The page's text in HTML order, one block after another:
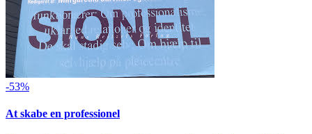
-53%
At skabe en professionel